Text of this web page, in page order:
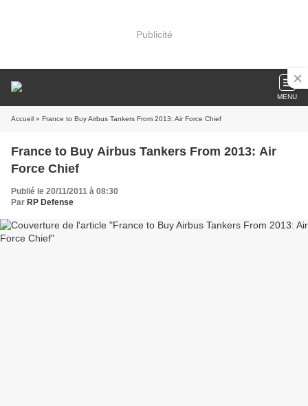
Publicité
MENU
Accueil » France to Buy Airbus Tankers From 2013: Air Force Chief
France to Buy Airbus Tankers From 2013: Air
Force Chief
Publié le 20/11/2011 à 08:30
Par RP Defense